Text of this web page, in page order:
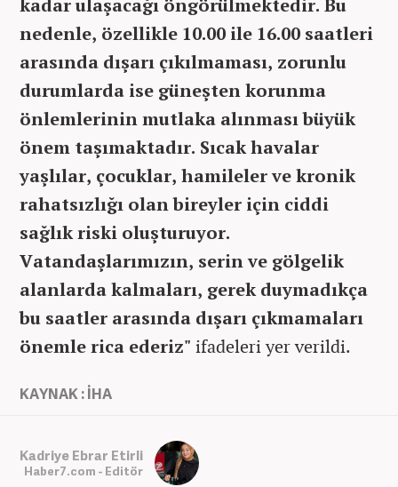
kadar ulaşacağı öngörülmektedir. Bu
nedenle, özellikle 10.00 ile 16.00 saatleri
arasında dışarı çıkılmaması, zorunlu
durumlarda ise güneşten korunma
önlemlerinin mutlaka alınması büyük
önem taşımaktadır. Sıcak havalar
yaşlılar, çocuklar, hamileler ve kronik
rahatsızlığı olan bireyler için ciddi
sağlık riski oluşturuyor.
Vatandaşlarımızın, serin ve gölgelik
alanlarda kalmaları, gerek duymadıkça
bu saatler arasında dışarı çıkmamaları
önemle rica ederiz" ifadeleri yer verildi.
KAYNAK : İHA
Kadriye Ebrar Etirli
Haber7.com - Editör